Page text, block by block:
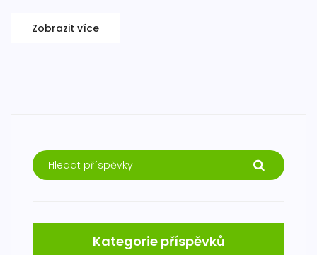
Zobrazit více
Kategorie příspěvků